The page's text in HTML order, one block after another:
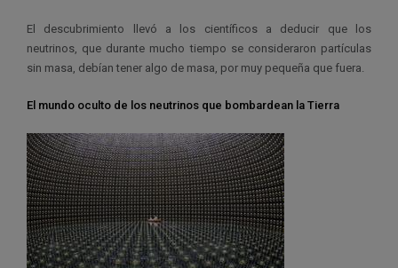
El descubrimiento llevó a los científicos a deducir que los
neutrinos, que durante mucho tiempo se consideraron partículas
sin masa, debían tener algo de masa, por muy pequeña que fuera.
El mundo oculto de los neutrinos que bombardean la Tierra